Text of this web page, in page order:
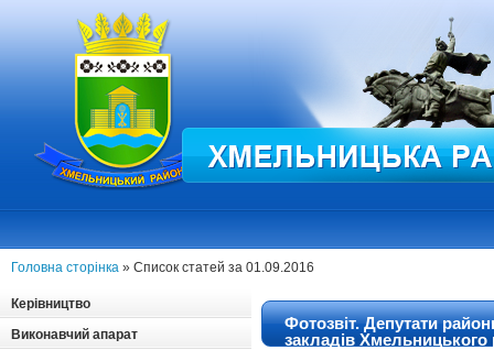
Головна сторінка » Список статей за 01.09.2016
Керівництво
Виконавчий апарат
Фотозвіт. Депутати
закладів Хмельницького